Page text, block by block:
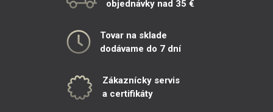
objednávky nad 35 €
Tovar na sklade
dodávame do 7 dní
Zákaznícky servis
a certifikáty